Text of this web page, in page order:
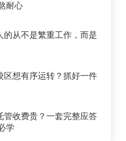
耐心
的从不是繁重工作，而是
区想有序运转？抓好一件
管收费贵？一套完整应答
学